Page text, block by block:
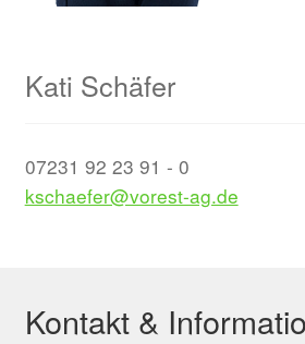
Kati Schäfer
07231 92 23 91 - 0
kschaefer@vorest-ag.de
Kontakt &